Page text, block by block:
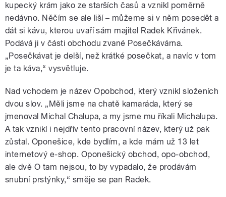
kupecký krám jako ze starších časů a vznikl poměrně
nedávno. Něčím se ale liší – můžeme si v něm posedět a
dát si kávu, kterou uvaří sám majitel Radek Křivánek.
Podává ji v části obchodu zvané Posečkávárna.
„Posečkávat je delší, než krátké posečkat, a navíc v tom
je ta káva,“ vysvětluje.
Nad vchodem je název Opobchod, který vznikl složeních
dvou slov. „Měli jsme na chatě kamaráda, který se
jmenoval Michal Chalupa, a my jsme mu říkali Michalupa.
A tak vznikl i nejdřív tento pracovní název, který už pak
zůstal. Oponešice, kde bydlím, a kde mám už 13 let
internetový e-shop. Oponešický obchod, opo-obchod,
ale dvě O tam nejsou, to by vypadalo, že prodávám
snubní prstýnky,“ směje se pan Radek.